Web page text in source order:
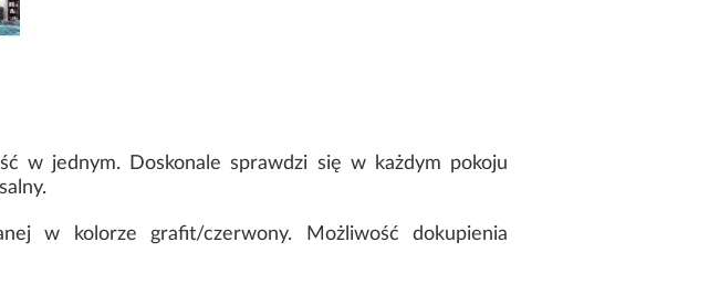
w jednym. Doskonale sprawdzi się w każdym pokoju
w kolorze grafit/czerwony. Możliwość dokupienia